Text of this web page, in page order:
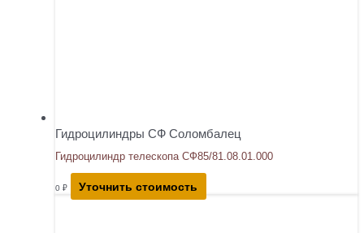
Гидроцилиндры СФ Соломбалец
Гидроцилиндр телескопа СФ85/81.08.01.000
0 ₽ Уточнить стоимость